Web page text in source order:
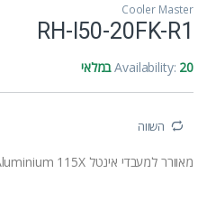
Cooler Master
RH-I50-20FK-R1
Availability: 20 במלאי
השווה
מאוורר למעבדי אינטל COLER MASTER I50 Aluminium 115X